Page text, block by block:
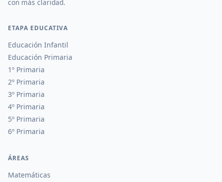
con más claridad.
ETAPA EDUCATIVA
Educación Infantil
Educación Primaria
1º Primaria
2º Primaria
3º Primaria
4º Primaria
5º Primaria
6º Primaria
ÁREAS
Matemáticas